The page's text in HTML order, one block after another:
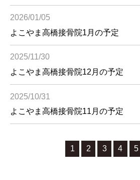
2026/01/05
よこやま高橋接骨院1月の予定
2025/11/30
よこやま高橋接骨院12月の予定
2025/10/31
よこやま高橋接骨院11月の予定
1 2 3 4 5